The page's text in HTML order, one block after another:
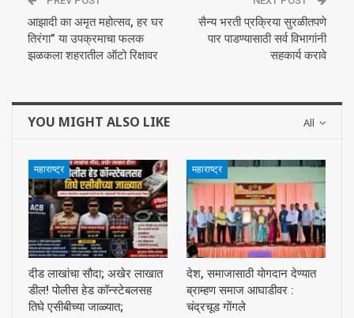
आझादी का अमृत महोत्सव, हर घर
तिरंगा” या उपक्रमाचा फलक
झळकला शहरातील ऑटो रिक्षावर
सैन्य भरती प्रक्रिया सुरळीतपणे
पार पाडण्यासाठी सर्व विभागांनी
सहकार्य करावे
All
YOU MIGHT ALSO LIKE
महाराष्ट्र
दीड लाखांचा सौदा; अखेर लाखात
डील! पोलीस हेड कॉन्स्टेबलसह
तिघे एसीबीच्या जाळ्यात;
महाराष्ट्र
देश, समाजासाठी याेगदान देण्यात
ब्राम्हण समाज आघाडीवर :
चंद्रचूड गाेंगले